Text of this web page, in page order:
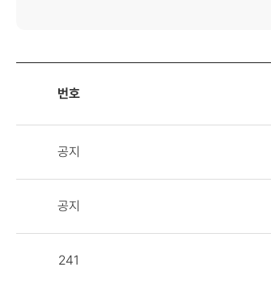
번호
공지
공지
241